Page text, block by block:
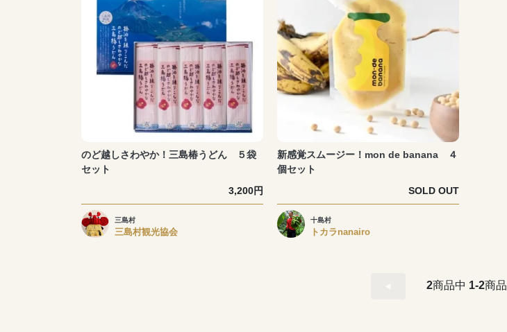
のど越しさわやか！三島椿うどん ５袋
セット
3,200円
三島村
三島村観光協会
新感覚スムージー！mon de banana ４
個セット
SOLD OUT
十島村
トカラnanairo
2商品中 1-2商品